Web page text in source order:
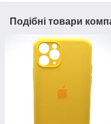
Подібні товари